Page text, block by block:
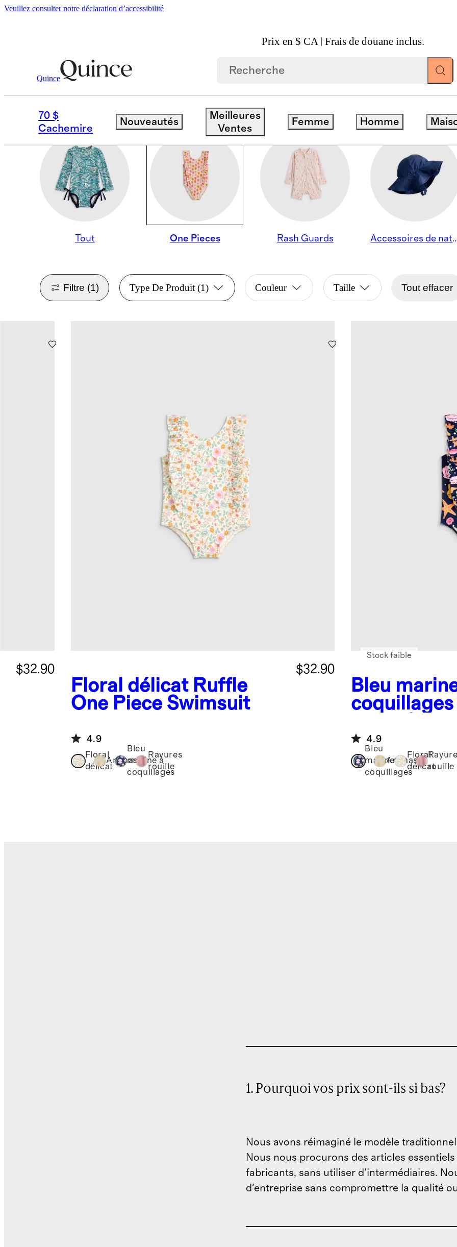
Veuillez consulter notre déclaration d’accessibilité
Prix en $ CA | Frais de douane inclus.
Quince
70 $
Cachemire
Nouveautés
Meilleures
Ventes
Femme Homme
Bébé Fille / Swim
ONE PIECES
Tout One Pieces Rash Guards
Filtre (1) Type De Produit(1) Couleur Taille Tout effacer
$32.90
Floral délicat Ruffle
One Piece Swimsuit
$32.90
4.9
Floral
délicat
Ananas
Bleu
marine à
coquillages
Rayures
rouille
Bleu
coquillages
Stock faible
4.9
Bleu
marine à
coquillages
Ananas
Floral
délicatrouille
1. Pourquoi vos prix sont-ils si bas?
Nous avons réimaginé le modèle
Nous nous procurons des articles
fabricants, sans utiliser d'intermédiaires.
d'entreprise sans compromettre la qualité